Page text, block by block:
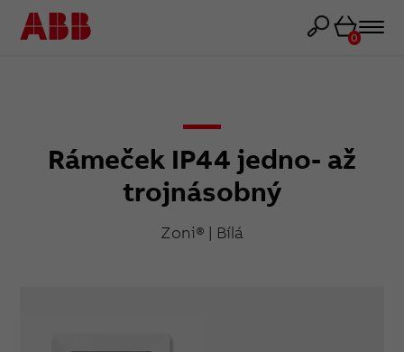
Košík
0
Rámeček IP44 jedno- až
trojnásobný
Zoni® | Bílá